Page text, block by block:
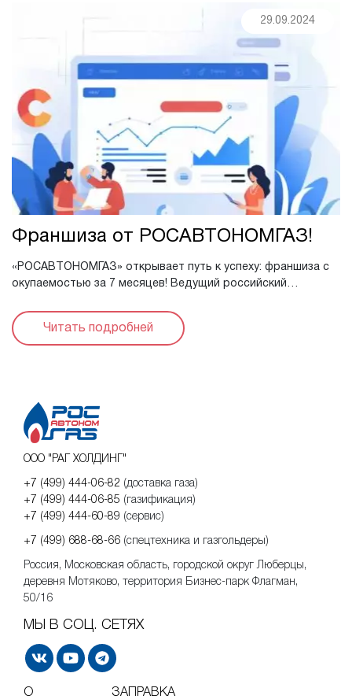
29.09.2024
Франшиза от РОСАВТОНОМГАЗ!
«РОСАВТОНОМГАЗ» открывает путь к успеху: франшиза с
окупаемостью за 7 месяцев! Ведущий российский
компания «РОСАВТОНОМГАЗ», ...
Читать подробней
ООО "РАГ ХОЛДИНГ"
+7 (499) 444-06-82 (доставка газа)
+7 (499) 444-06-85 (газификация)
+7 (499) 444-60-89 (сервис)
+7 (499) 688-68-66 (спецтехника и газгольдеры)
Россия, Московская область, городской округ Люберцы,
деревня Мотяково, территория Бизнес-парк Флагман,
50/16
МЫ В СОЦ. СЕТЯХ
О
ЗАПРАВКА